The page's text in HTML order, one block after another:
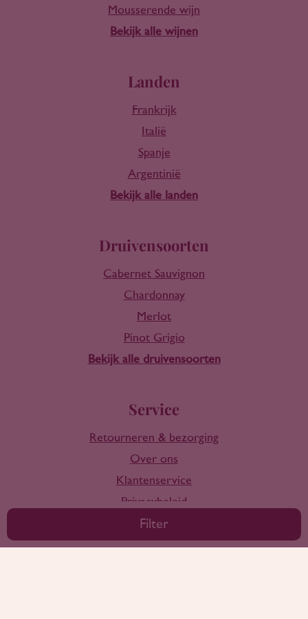
Filter
Mousserende wijn
Bekijk alle wijnen
Landen
Frankrijk
Italië
Spanje
Argentinië
Bekijk alle landen
Druivensoorten
Cabernet Sauvignon
Chardonnay
Merlot
Pinot Grigio
Bekijk alle druivensoorten
Service
Retourneren & bezorging
Over ons
Klantenservice
Privacybeleid
Algemene voorwaarden